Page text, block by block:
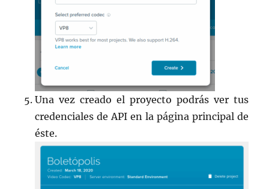
Una vez creado el proyecto podrás ver tus
credenciales de API en la página principal de
éste.